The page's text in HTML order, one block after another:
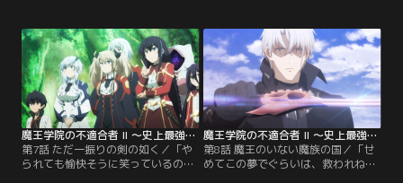
った。彼女はディルヘイド中の魔族
に自身を信奉させ、アノスを滅ぼす
ことを宣言。アノスたちはミサを救
うために魔王城へ。一方、街中では
アヴォスに支配された者たちが混血
の魔族を襲っていた。
に、ミサの出生の秘密、アノスの右
腕シン・レグリアの意図、そして大
精霊レノの死の真相を確かめるべ
く、≪時間遡航（レヴァロン）≫で
二千年前のガイラディーテへと向か
う。
魔王学院の不適合者 II ～史上最強の魔王の始祖、転生して子孫たちの学校へ通う～ 第07話
第7話 ただ一振りの剣の如く／「や
られても愉快そうに笑っているのだ
魔王学院の不適合者 II ～史上最強の魔王の始祖、転生して子孫たちの学校へ通う～ 第08話
第8話 魔王のいない魔族の国／「せ
めてこの夢でぐらいは、救われねば